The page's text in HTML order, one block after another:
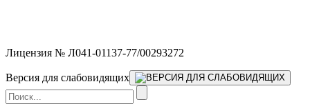
Лицензия № Л041-01137-77/00293272
Версия для слабовидящих